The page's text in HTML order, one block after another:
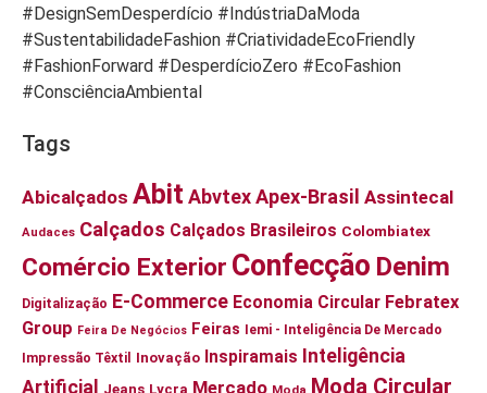
#DesignSemDesperdício #IndústriaDaModa
#SustentabilidadeFashion #CriatividadeEcoFriendly
#FashionForward #DesperdícioZero #EcoFashion
#ConsciênciaAmbiental
Tags
Abicalçados Abit AbvtexApex-Brasil Assintecal
Audaces Calçados Calçados Brasileiros Colombiatex
Comércio Exterior Confecção Denim
Digitalização E-Commerce Economia Circular Febratex
Group Feira De Negócios Feiras Iemi - Inteligência De Mercado
Impressão Têxtil Inovação Inspiramais Inteligência
Artificial
Jeans Lycra Mercado Moda Moda Circular